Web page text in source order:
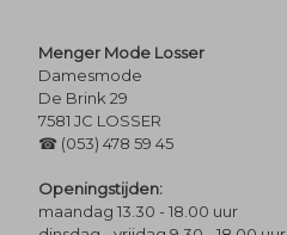
Menger Mode Losser
Damesmode
De Brink 29
7581 JC LOSSER
☎ (053) 478 59 45
Openingstijden:
maandag 13.30 - 18.00 uur